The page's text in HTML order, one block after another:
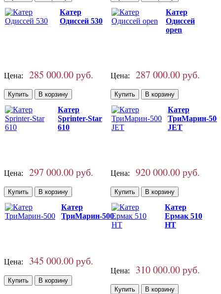
Катер
Одиссей 530
Цена: 285 000.00 руб.
Катер
Одиссей
open
Цена: 287 000.00 руб.
Катер
Sprinter-Star
610
Цена: 297 000.00 руб.
Катер
ТриМарин-500
JET
Цена: 920 000.00 руб.
Катер
ТриМарин-500
Цена: 345 000.00 руб.
Катер
Ермак 510
HT
Цена: 310 000.00 руб.